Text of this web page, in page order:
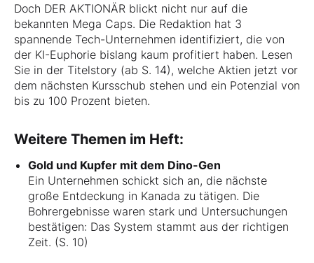
Doch DER AKTIONÄR blickt nicht nur auf die
bekannten Mega Caps. Die Redaktion hat 3
spannende Tech-Unternehmen identifiziert, die von
der KI-Euphorie bislang kaum profitiert haben. Lesen
Sie in der Titelstory (ab S. 14), welche Aktien jetzt vor
dem nächsten Kursschub stehen und ein Potenzial von
bis zu 100 Prozent bieten.
Weitere Themen im Heft:
Gold und Kupfer mit dem Dino-Gen
Ein Unternehmen schickt sich an, die nächste
große Entdeckung in Kanada zu tätigen. Die
Bohrergebnisse waren stark und Untersuchungen
bestätigen: Das System stammt aus der richtigen
Zeit. (S. 10)